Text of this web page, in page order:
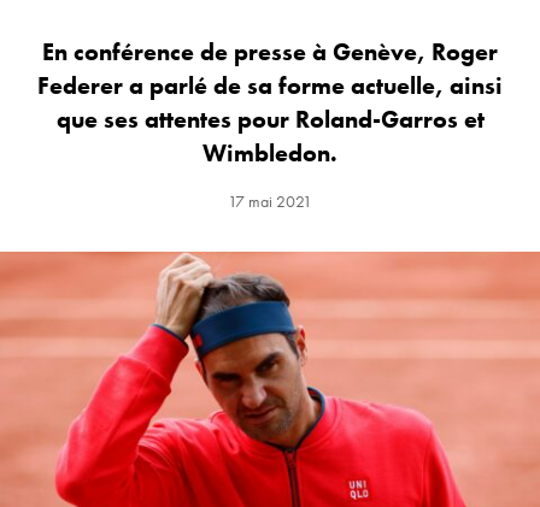
En conférence de presse à Genève, Roger
Federer a parlé de sa forme actuelle, ainsi
que ses attentes pour Roland-Garros et
Wimbledon.
17 mai 2021